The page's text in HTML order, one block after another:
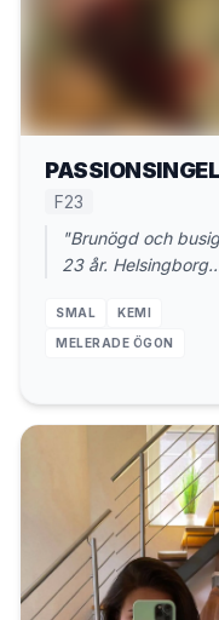
PASSIONSINGEL
F23
"Brunögd och
23 år. Helsingborg.
dominerad."
SMAL KEMI
MELERADE ÖGON